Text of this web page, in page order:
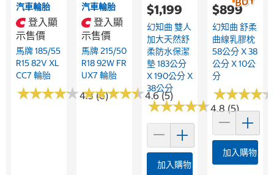
汽車輪胎
登入顯
示售價
馬牌 185/55
R15 82V XL
CC7 輪胎
★★★★★
★★★★★4.3 (6)
汽車輪胎
登入顯
示售價
馬牌 215/50
R18 92W FR
UX7 輪胎
★★★★★
★★★★★4.6 (5)
$1,199
幻知曲 雙人
加大天然舒
柔防水保潔
墊 183公分
X 190公分 X
38公分
★★★★★
★★★★★4.8 (5)
加入購物車
$899
幻知曲 舒柔
曲線乳膠枕
58公分 X 38
公分 X 10公
分
★★★★
★★★★
加入購物車